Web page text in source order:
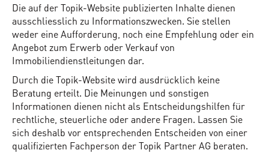
Die auf der Topik-Website publizierten Inhalte dienen
ausschliesslich zu Informationszwecken. Sie stellen
weder eine Aufforderung, noch eine Empfehlung oder ein
Angebot zum Erwerb oder Verkauf von
Immobiliendienstleitungen dar.
Durch die Topik-Website wird ausdrücklich keine
Beratung erteilt. Die Meinungen und sonstigen
Informationen dienen nicht als Entscheidungshilfen für
rechtliche, steuerliche oder andere Fragen. Lassen Sie
sich deshalb vor entsprechenden Entscheiden von einer
qualifizierten Fachperson der Topik Partner AG beraten.